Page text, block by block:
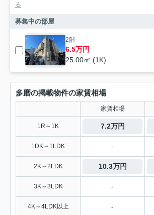
る
募集中の部屋
2階
6.5万円
25.00㎡ (1K)
多磨の掲載物件の家賃相場
家賃相場
1R～1K 7.2万円
1DK～1LDK -
2K～2LDK 10.3万円
3K～3LDK -
4K～4LDK以上 -